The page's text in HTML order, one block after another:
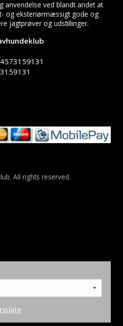
anvendelse ved blandt andet at
og eksteriørmæssigt gode og
jagtprøver og udstillinger.
All rights reserved.